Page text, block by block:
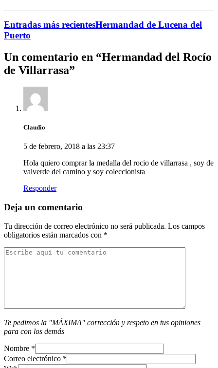
Entradas más recientesHermandad de Lucena del
Puerto
Un comentario en “Hermandad del Rocío
de Villarrasa”
Claudio
5 de febrero, 2018 a las 23:37
Hola quiero comprar la medalla del rocio de villarrasa , soy de
valverde del camino y soy coleccionista
Responder
Deja un comentario
Tu dirección de correo electrónico no será publicada. Los campos
obligatorios están marcados con *
Te pedimos la "MÁXIMA" corrección y respeto en tus opiniones
para con los demás
Nombre *
Correo electrónico *